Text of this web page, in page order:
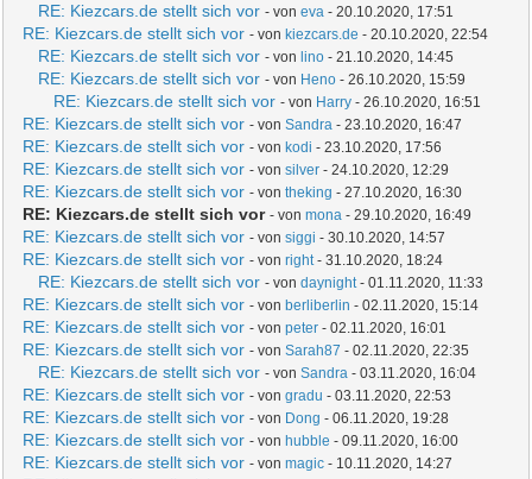
RE: Kiezcars.de stellt sich vor - voneva - 20.10.2020, 17:51
RE: Kiezcars.de stellt sich vor - von kiezcars.de - 20.10.2020, 22:54
RE: Kiezcars.de stellt sich vor - von lino - 21.10.2020, 14:45
RE: Kiezcars.de stellt sich vor - von Heno - 26.10.2020, 15:59
RE: Kiezcars.de stellt sich vor - von Harry - 26.10.2020, 16:51
RE: Kiezcars.de stellt sich vor - vonSandra - 23.10.2020, 16:47
RE: Kiezcars.de stellt sich vor - von kodi - 23.10.2020, 17:56
RE: Kiezcars.de stellt sich vor - vonsilver - 24.10.2020, 12:29
RE: Kiezcars.de stellt sich vor - vontheking - 27.10.2020, 16:30
RE: Kiezcars.de stellt sich vor - vonmona - 29.10.2020, 16:49
RE: Kiezcars.de stellt sich vor - vonsiggi - 30.10.2020, 14:57
RE: Kiezcars.de stellt sich vor - vonright- 31.10.2020, 18:24
RE: Kiezcars.de stellt sich vor - vondaynight- 01.11.2020, 11:33
RE: Kiezcars.de stellt sich vor - von berliberlin - 02.11.2020, 15:14
RE: Kiezcars.de stellt sich vor - vonpeter - 02.11.2020, 16:01
RE: Kiezcars.de stellt sich vor - vonSarah87 - 02.11.2020, 22:35
RE: Kiezcars.de stellt sich vor - vonSandra - 03.11.2020, 16:04
RE: Kiezcars.de stellt sich vor - vongradu - 03.11.2020, 22:53
RE: Kiezcars.de stellt sich vor - von Dong - 06.11.2020, 19:28
RE: Kiezcars.de stellt sich vor - von hubble - 09.11.2020, 16:00
RE: Kiezcars.de stellt sich vor - vonmagic - 10.11.2020, 14:27